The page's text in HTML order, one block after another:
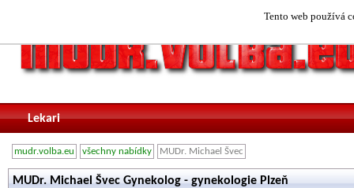
Tento web používá
Lekari
mudr.volba.eu všechny nabídky MUDr. Michael Švec
MUDr. Michael Švec Gynekolog - gynekologie Plzeň